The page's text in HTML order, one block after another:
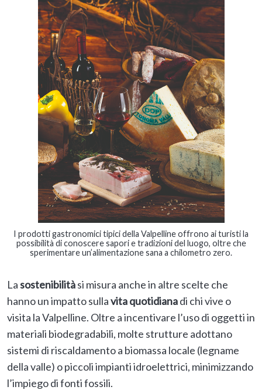
I prodotti gastronomici tipici della Valpelline offrono ai turisti la
possibilità di conoscere sapori e tradizioni del luogo, oltre che
sperimentare un’alimentazione sana a chilometro zero.
Lasostenibilitàsi misura anche in altre scelte che
hanno un impatto sullavita quotidianadi chi vive o
visita la Valpelline. Oltre a incentivare l’uso di oggetti in
materiali biodegradabili, molte strutture adottano
sistemi di riscaldamento a biomassa locale (legname
della valle) o piccoli impianti idroelettrici, minimizzando
l’impiego di fonti fossili.